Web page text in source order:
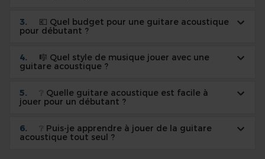
💶 Quel budget pour une guitare acoustique
pour débutant ?
🎼 Quel style de musique jouer avec une
guitare acoustique ?
❔ Quelle guitare acoustique est facile à
jouer pour un débutant ?
❔ Puis-je apprendre à jouer de la guitare
acoustique tout seul ?